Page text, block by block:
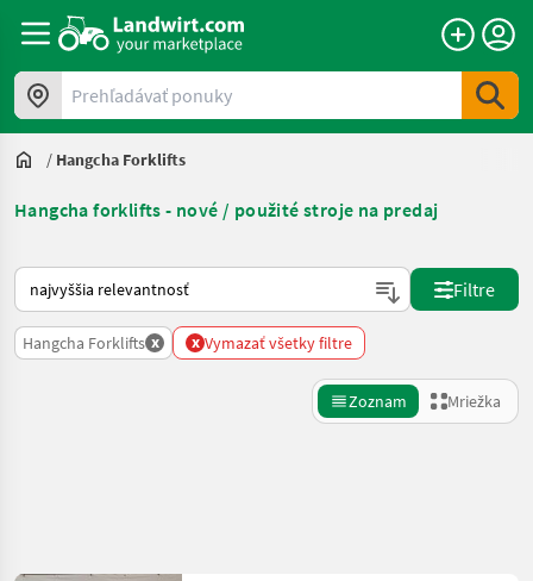
Prehľadávať ponuky
/ Hangcha Forklifts
Hangcha forklifts - nové / použité stroje na predaj
Takto sa vykonáva triedenie na Landwirt.com
Filtre
Hangcha Forklifts x x Vymazať všetky filtre
Zoznam Mriežka